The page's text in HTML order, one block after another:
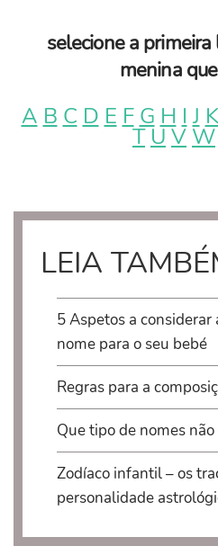
selecione a
menina
A B C D E F G H I J K
TUVW
LEIA
5 Aspetos a considerar
nome para o seu bebé
Regras para a
Que tipo de nomes
Zodíaco infantil – os
personalidade